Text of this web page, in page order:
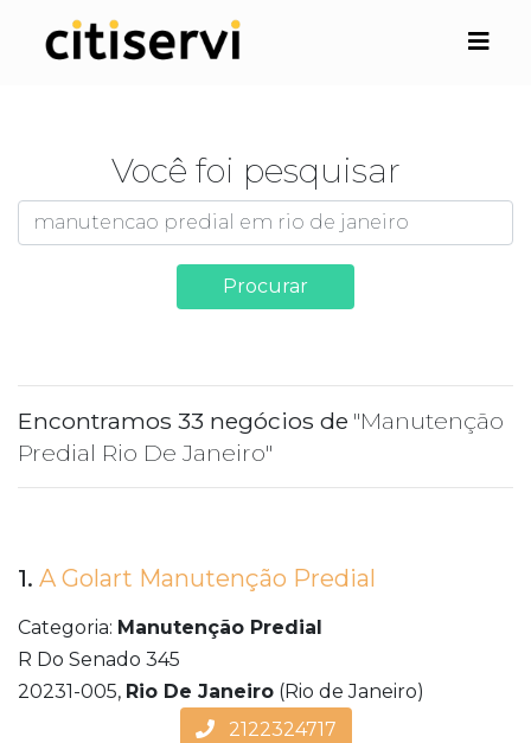
Você foi pesquisar
Procurar
Encontramos 33 negócios de "Manutenção
Predial Rio De Janeiro"
1. A Golart Manutenção Predial
Categoria: Manutenção Predial
R Do Senado 345
20231-005, Rio De Janeiro (Rio de Janeiro)
2122324717